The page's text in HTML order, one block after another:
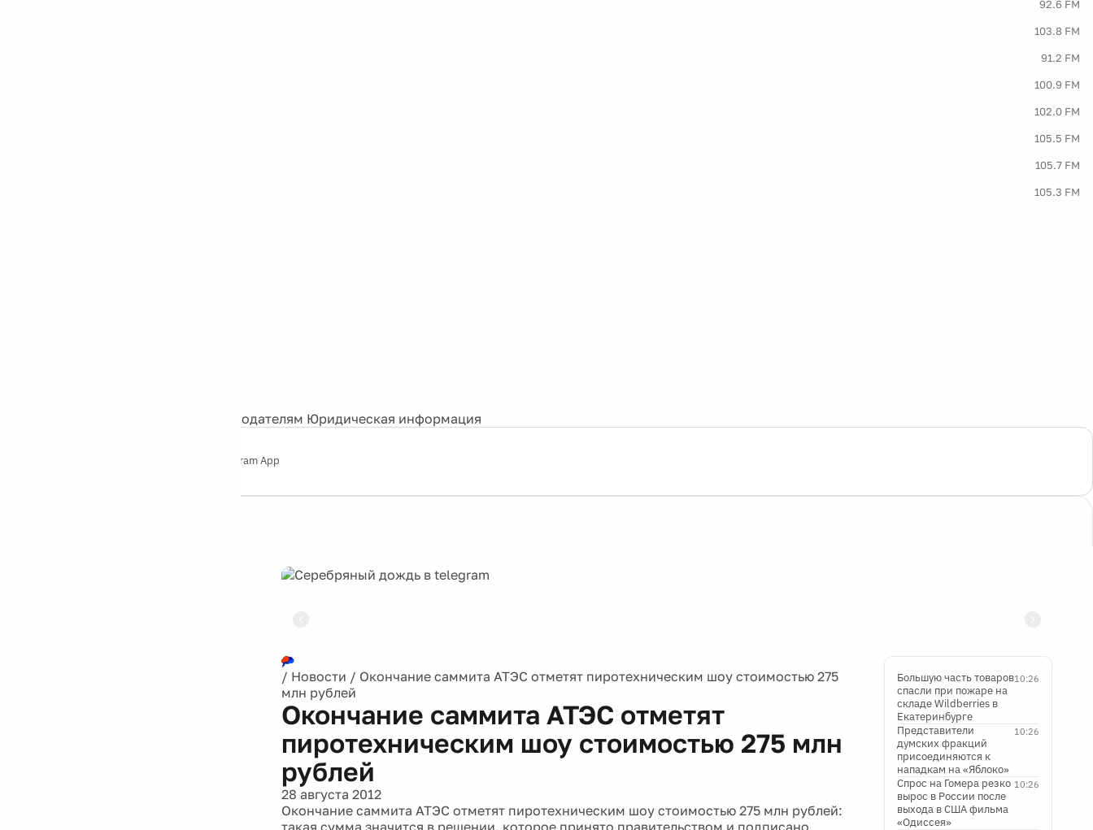
92.6 FM
103.8 FM
91.2 FM
100.9 FM
102.0 FM
105.5 FM
105.7 FM
105.3 FM
Рекламодателям Юридическая информация
Telegram App
/ Новости / Окончание саммита АТЭС отметят пиротехническим шоу стоимостью 275
млн рублей
Окончание саммита АТЭС отметят
пиротехническим шоу стоимостью 275 млн
рублей
28 августа 2012
Окончание саммита АТЭС отметят пиротехническим шоу стоимостью 275 млн рублей:
10:26
Большую часть товаров
спасли при пожаре на
складе Wildberries в
Екатеринбурге
10:26
Представители
думских фракций
присоединяются к
нападкам на «Яблоко»
10:26
Спрос на Гомера резко
вырос в России после
выхода в США фильма
«Одиссея»